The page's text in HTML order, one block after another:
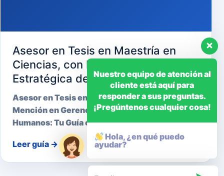
Asesor en Tesis en Maestría en
Ciencias, con Mención en Gerencia
Estratégica de Recursos Humanos
Asesor en Tesis en Maestría en Ciencias, con
Mención en Gerencia Estratégica de Recursos
Humanos: Tu Guía cara…
Leer guía →
Nuestro equipo de atención al
cliente está aquí para
responder a sus preguntas.
¡Pregúntenos cualquier cosa!
Hola, ¿en qué puedo
ayudar?